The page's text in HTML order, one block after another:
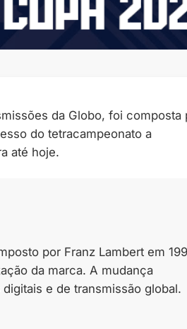
da Globo, foi composta
do tetracampeonato a
até hoje.
por Franz Lambert em
da marca. A mudança
e de transmissão global.